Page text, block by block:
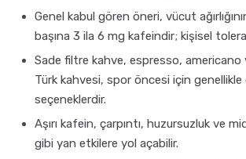
Genel kabul gören öneri, vücut
başına 3 ila 6 mg kafeindir; kişisel
Sade filtre kahve, espresso, americano
Türk kahvesi, spor öncesi için
seçeneklerdir.
Aşırı kafein, çarpıntı, huzursuzluk ve
gibi yan etkilere yol açabilir.